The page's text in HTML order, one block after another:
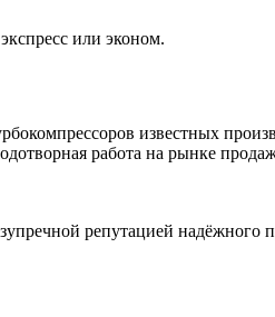
или эконом.
известных
работа на рынке
репутацией надёжного